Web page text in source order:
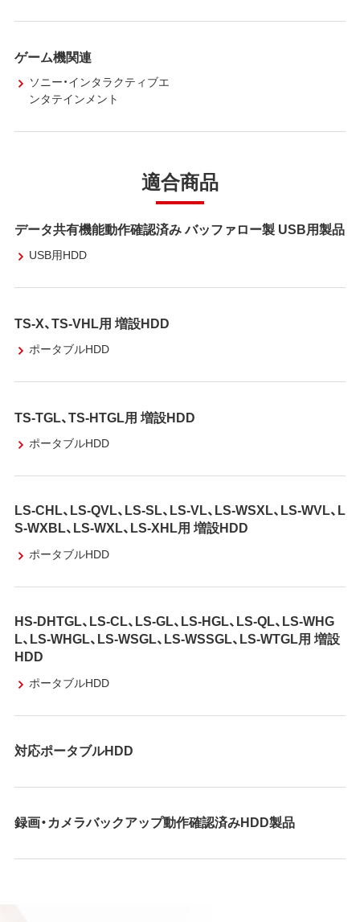
ゲーム機関連
ソニー・インタラクティブエ
ンタテインメント
適合商品
データ共有機能動作確認済み バッファロー製 USB用製品
USB用HDD
TS-X、TS-VHL用 増設HDD
ポータブルHDD
TS-TGL、TS-HTGL用 増設HDD
ポータブルHDD
LS-CHL、LS-QVL、LS-SL、LS-VL、LS-WSXL、LS-WVL、L
S-WXBL、LS-WXL、LS-XHL用 増設HDD
ポータブルHDD
HS-DHTGL、LS-CL、LS-GL、LS-HGL、LS-QL、LS-WHG
L、LS-WHGL、LS-WSGL、LS-WSSGL、LS-WTGL用 増設
HDD
ポータブルHDD
対応ポータブルHDD
録画・カメラバックアップ動作確認済みHDD製品